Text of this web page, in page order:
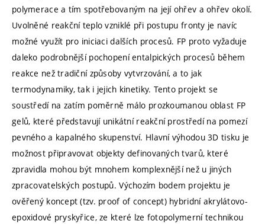
polymerace a tím spotřebovaným na její ohřev a ohřev okolí.
Uvolněné reakční teplo vzniklé při postupu fronty je navíc
možné využít pro iniciaci dalších procesů. FP proto vyžaduje
daleko podrobnější pochopení entalpických procesů během
reakce než tradiční způsoby vytvrzování, a to jak
termodynamiky, tak i jejich kinetiky. Tento projekt se
soustředí na zatím poměrně málo prozkoumanou oblast FP
gelů, které představují unikátní reakční prostředí na pomezí
pevného a kapalného skupenství. Hlavní výhodou 3D tisku je
možnost připravovat objekty definovaných tvarů, které
zpravidla mohou být mnohem komplexnější než u jiných
zpracovatelských postupů. Výchozím bodem projektu je
ověřený koncept (tzv. proof of concept) hybridní akrylátovo-
epoxidové pryskyřice, ze které lze fotopolymerní technikou